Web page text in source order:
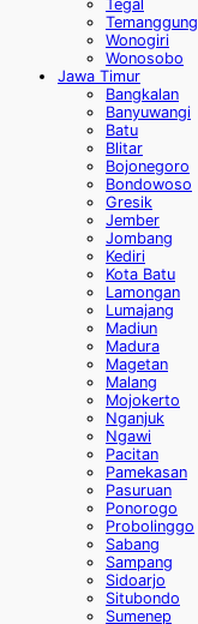
Tegal
Temanggung
Wonogiri
Wonosobo
Jawa Timur
Bangkalan
Banyuwangi
Batu
Blitar
Bojonegoro
Bondowoso
Gresik
Jember
Jombang
Kediri
Kota Batu
Lamongan
Lumajang
Madiun
Madura
Magetan
Malang
Mojokerto
Nganjuk
Ngawi
Pacitan
Pamekasan
Pasuruan
Ponorogo
Probolinggo
Sabang
Sampang
Sidoarjo
Situbondo
Sumenep